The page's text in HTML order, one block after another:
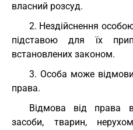
власний розсуд.
2. Нездійснення
підставою для їх
встановлених законом.
3. Особа може
права.
Відмова від права
засоби, тварин,